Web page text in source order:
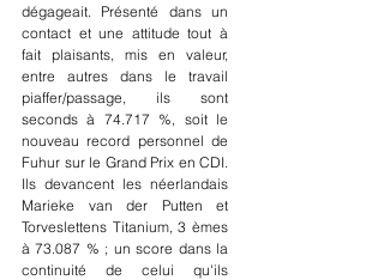
dégageait. Présenté dans un
contact et une attitude tout à
fait plaisants, mis en valeur,
entre autres dans le travail
piaffer/passage, ils sont
seconds à 74.717 %, soit le
nouveau record personnel de
Fuhur sur le Grand Prix en CDI.
Ils devancent les néerlandais
Marieke van der Putten et
Torveslettens Titanium, 3 èmes
à 73.087 % ; un score dans la
continuité de celui qu'ils